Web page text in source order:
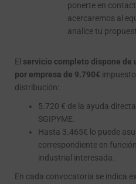
ponerte en
acercaremos al
analice tu
El servicio completo dispone de
por empresa de 9.790€
distribución:
5.720 € de la ayuda
SGIPYME.
Hasta 3.465€ lo puede
correspondiente en
industrial interesada.
En cada convocatoria se indica